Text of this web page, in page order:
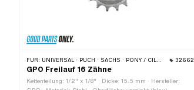
FÜR: UNIVERSAL · PUCH · SACHS · PONY / CILO (BETA 521 & 512) · PIAGGIO · TOMOS 32662
GPO Freilauf 16 Zähne
Kettenteilung: 1/2" x 1/8" · Dicke: 15.5 mm · Hersteller: